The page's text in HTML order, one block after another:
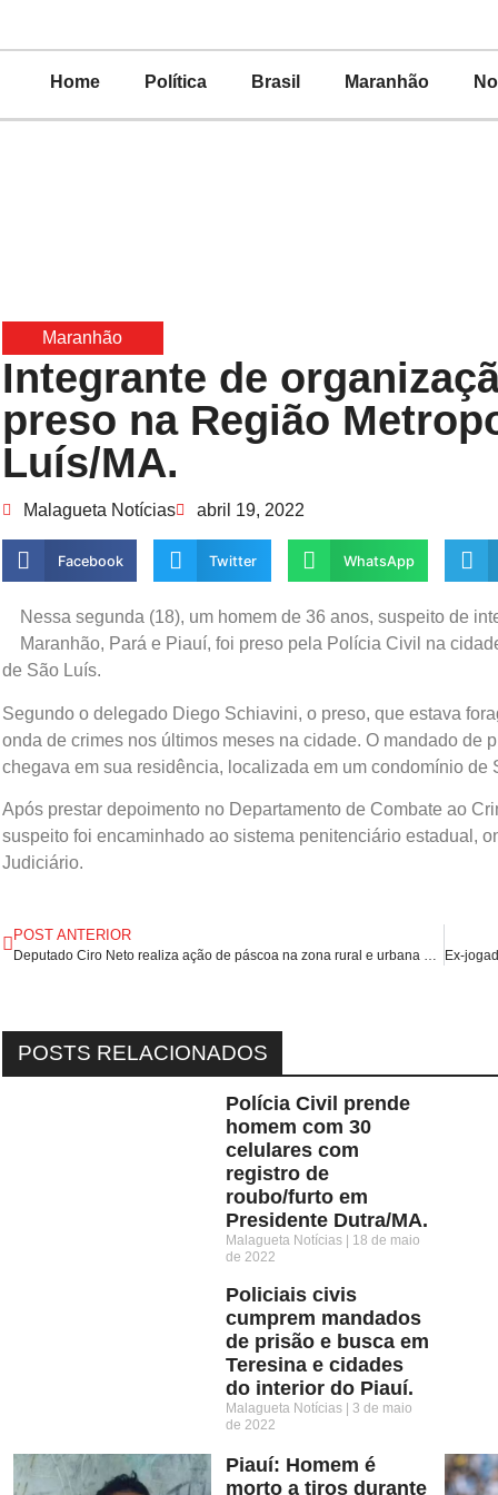
Home Política Brasil Maranhão
Maranhão
Integrante de
preso na Região
Luís/MA.
Malagueta Notícias abril 19, 2022
Facebook Twitter WhatsApp
Nessa segunda (18), um homem de 36 anos, suspeito de
Maranhão, Pará e Piauí, foi preso pela Polícia Civil na
de São Luís.
Segundo o delegado Diego Schiavini, o preso, que estava
onda de crimes nos últimos meses na cidade. O mandado de
chegava em sua residência, localizada em um condomínio de
Após prestar depoimento no Departamento de Combate ao
suspeito foi encaminhado ao sistema penitenciário estadual,
Judiciário.
POST ANTERIOR
Deputado Ciro Neto realiza ação de páscoa na zona rural e urbana de Presidente Dutra/MA.
POSTS RELACIONADOS
Polícia Civil prende
homem com 30
celulares com
registro de
roubo/furto em
Presidente Dutra/MA.
Malagueta Notícias
18 de maio
de 2022
Policiais civis
cumprem mandados
de prisão e busca em
Teresina e cidades
do interior do Piauí.
Malagueta Notícias
3 de maio
de 2022
Piauí: Homem é
morto a tiros durante